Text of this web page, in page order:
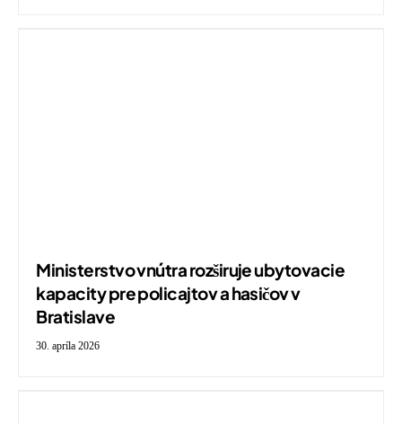
Ministerstvo vnútra rozširuje ubytovacie
kapacity pre policajtov a hasičov v
Bratislave
30. apríla 2026